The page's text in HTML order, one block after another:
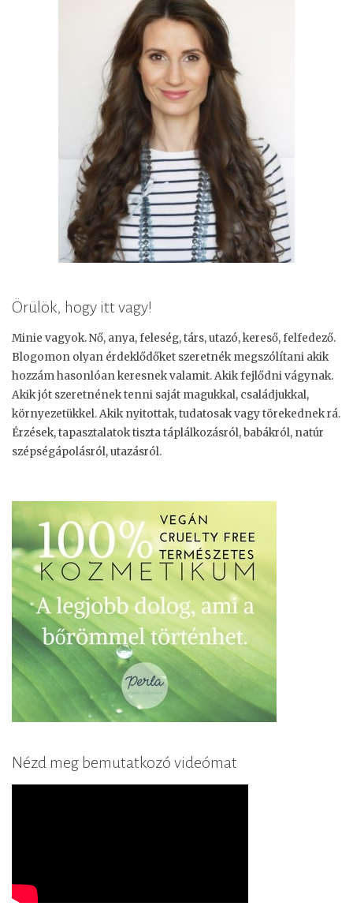
Örülök, hogy itt vagy!
Minie vagyok. Nő, anya, feleség, társ, utazó, kereső, felfedező.
Blogomon olyan érdeklődőket szeretnék megszólítani akik
hozzám hasonlóan keresnek valamit. Akik fejlődni vágynak.
Akik jót szeretnének tenni saját magukkal, családjukkal,
környezetükkel. Akik nyitottak, tudatosak vagy törekednek rá.
Érzések, tapasztalatok tiszta táplálkozásról, babákról, natúr
szépségápolásról, utazásról.
Nézd meg bemutatkozó videómat